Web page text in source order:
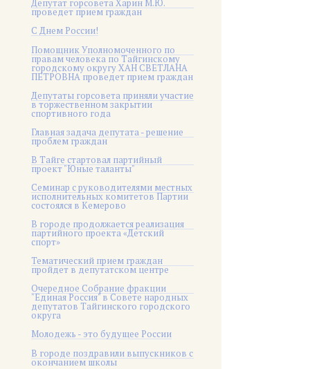
Депутат горсовета Харин М.Ю.
проведет прием граждан
С Днем России!
Помощник Уполномоченного по
правам человека по Тайгинскому
городскому округу ХАН СВЕТЛАНА
ПЕТРОВНА проведет прием граждан
Депутаты горсовета приняли участие
в торжественном закрытии
спортивного года
Главная задача депутата - решение
проблем граждан
В Тайге стартовал партийный
проект "Юные таланты"
Семинар с руководителями местных
исполнительных комитетов Партии
состоялся в Кемерово
В городе продолжается реализация
партийного проекта «Детский
спорт»
Тематический прием граждан
пройдет в депутатском центре
Очередное Собрание фракции
"Единая Россия" в Совете народных
депутатов Тайгинского городского
округа
Молодежь - это будущее России
В городе поздравили выпускников с
окончанием школы